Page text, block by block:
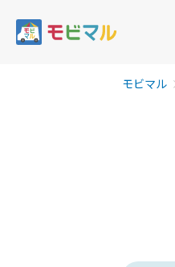
モビマル